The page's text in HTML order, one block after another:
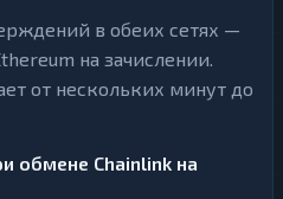
в обеих сетях —
на зачислении.
от нескольких минут до
обмене Chainlink на